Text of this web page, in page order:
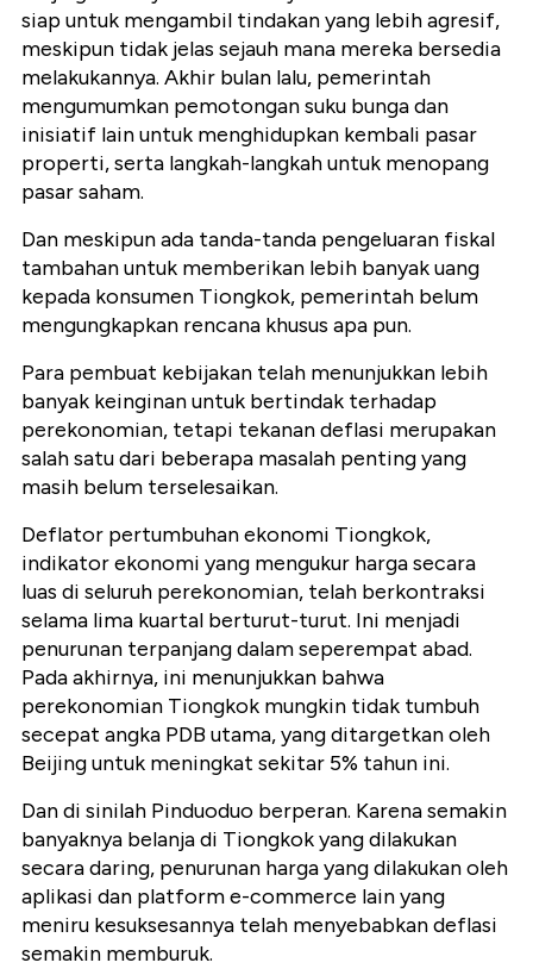
siap untuk mengambil tindakan yang lebih agresif,
meskipun tidak jelas sejauh mana mereka bersedia
melakukannya. Akhir bulan lalu, pemerintah
mengumumkan pemotongan suku bunga dan
inisiatif lain untuk menghidupkan kembali pasar
properti, serta langkah-langkah untuk menopang
pasar saham.
Dan meskipun ada tanda-tanda pengeluaran fiskal
tambahan untuk memberikan lebih banyak uang
kepada konsumen Tiongkok, pemerintah belum
mengungkapkan rencana khusus apa pun.
Para pembuat kebijakan telah menunjukkan lebih
banyak keinginan untuk bertindak terhadap
perekonomian, tetapi tekanan deflasi merupakan
salah satu dari beberapa masalah penting yang
masih belum terselesaikan.
Deflator pertumbuhan ekonomi Tiongkok,
indikator ekonomi yang mengukur harga secara
luas di seluruh perekonomian, telah berkontraksi
selama lima kuartal berturut-turut. Ini menjadi
penurunan terpanjang dalam seperempat abad.
Pada akhirnya, ini menunjukkan bahwa
perekonomian Tiongkok mungkin tidak tumbuh
secepat angka PDB utama, yang ditargetkan oleh
Beijing untuk meningkat sekitar 5% tahun ini.
Dan di sinilah Pinduoduo berperan. Karena semakin
banyaknya belanja di Tiongkok yang dilakukan
secara daring, penurunan harga yang dilakukan oleh
aplikasi dan platform e-commerce lain yang
meniru kesuksesannya telah menyebabkan deflasi
semakin memburuk.